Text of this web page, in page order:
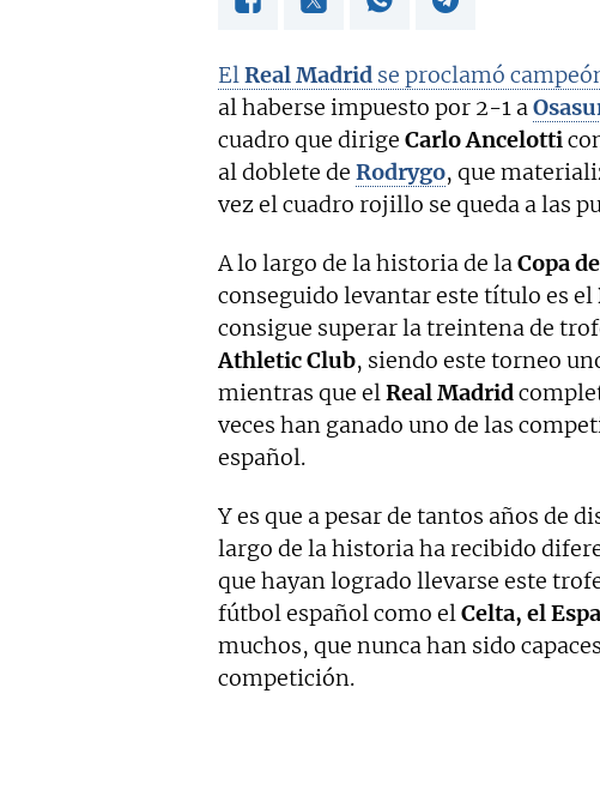
ElReal Madrid se proclamó
al haberse impuesto por 2-1 a
cuadro que dirige Carlo Ancelotti
al doblete de Rodrygo, que
vez el cuadro rojillo se queda a las
A lo largo de la historia de laCopa
conseguido levantar este título es el
consigue superar la treintena de
Athletic Club, siendo este torneo
mientras que elReal Madrid
veces han ganado uno de las
español.
Y es que a pesar de tantos años de
largo de la historia ha recibido
que hayan logrado llevarse este
fútbol español como elCelta, el
muchos, que nunca han sido
competición.